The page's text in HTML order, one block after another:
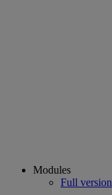
Modules
Full version